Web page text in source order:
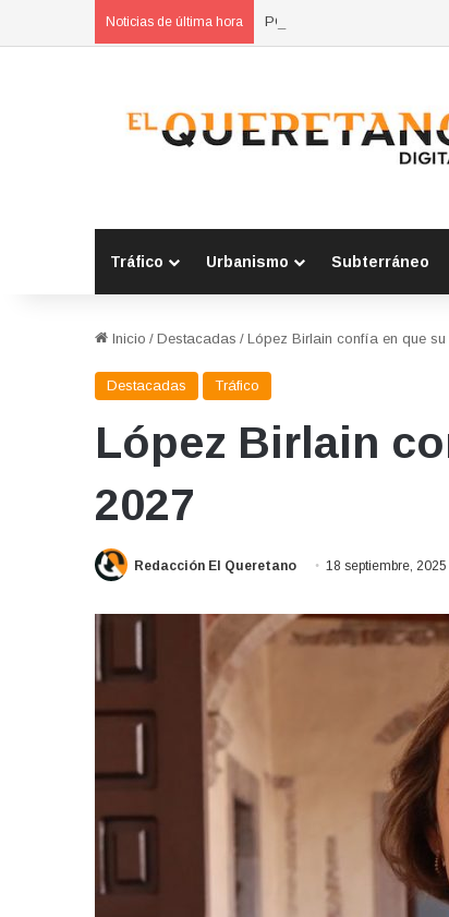
Noticias de última hora POES asegura vehículo
Tráfico Urbanismo Subterráneo
Inicio / Destacadas / López Birlain confía en que
Destacadas Tráfico
López Birlain
2027
Redacción El Queretano 18 septiembre, 2025